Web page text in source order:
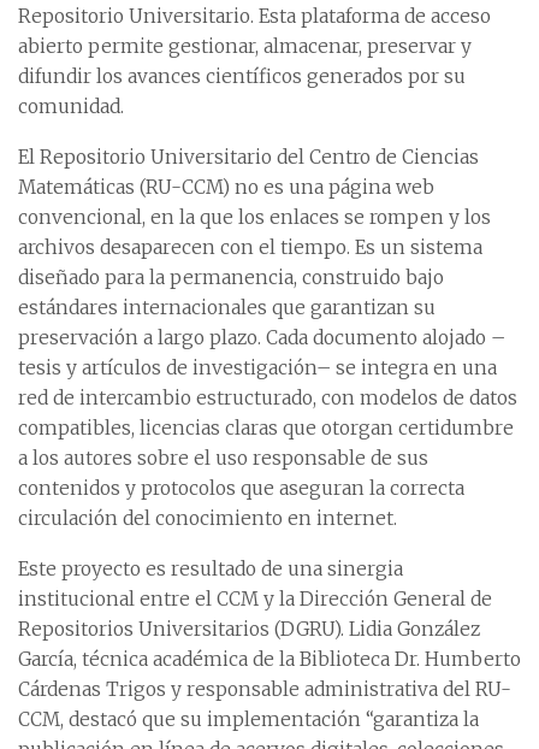
Repositorio Universitario. Esta plataforma de acceso
abierto permite gestionar, almacenar, preservar y
difundir los avances científicos generados por su
comunidad.
El Repositorio Universitario del Centro de Ciencias
Matemáticas (RU-CCM) no es una página web
convencional, en la que los enlaces se rompen y los
archivos desaparecen con el tiempo. Es un sistema
diseñado para la permanencia, construido bajo
estándares internacionales que garantizan su
preservación a largo plazo. Cada documento alojado –
tesis y artículos de investigación– se integra en una
red de intercambio estructurado, con modelos de datos
compatibles, licencias claras que otorgan certidumbre
a los autores sobre el uso responsable de sus
contenidos y protocolos que aseguran la correcta
circulación del conocimiento en internet.
Este proyecto es resultado de una sinergia
institucional entre el CCM y la Dirección General de
Repositorios Universitarios (DGRU). Lidia González
García, técnica académica de la Biblioteca Dr. Humberto
Cárdenas Trigos y responsable administrativa del RU-
CCM, destacó que su implementación “garantiza la